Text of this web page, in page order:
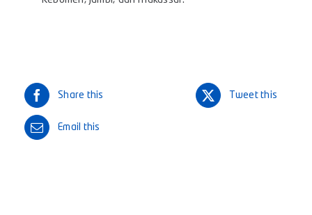
Share this Tweet this
Email this